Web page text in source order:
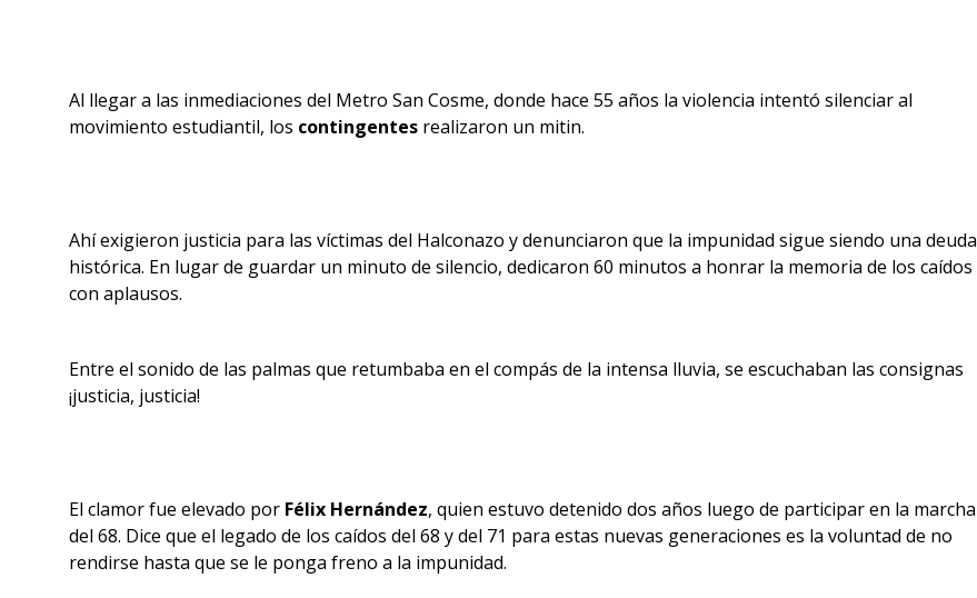
Al llegar a las inmediaciones del Metro San Cosme, donde hace 55 años la violencia intentó silenciar al
movimiento estudiantil, los contingentes realizaron un mitin.
Ahí exigieron justicia para las víctimas del Halconazo y denunciaron que la impunidad sigue siendo una deuda
histórica. En lugar de guardar un minuto de silencio, dedicaron 60 minutos a honrar la memoria de los caídos
con aplausos.
Entre el sonido de las palmas que retumbaba en el compás de la intensa lluvia, se escuchaban las consignas
¡justicia, justicia!
El clamor fue elevado por Félix Hernández, quien estuvo detenido dos años luego de participar en la marcha
del 68. Dice que el legado de los caídos del 68 y del 71 para estas nuevas generaciones es la voluntad de no
rendirse hasta que se le ponga freno a la impunidad.